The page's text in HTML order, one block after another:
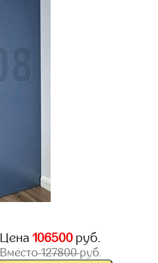
Цена106500 руб.
Вместо127800руб.